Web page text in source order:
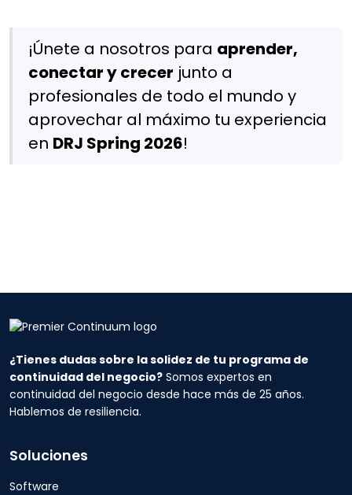
¡Únete a nosotros para aprender,
conectar y crecer junto a
profesionales de todo el mundo y
aprovechar al máximo tu experiencia
en DRJ Spring 2026!
¿Tienes dudas sobre la solidez de tu programa de
continuidad del negocio? Somos expertos en
continuidad del negocio desde hace más de 25 años.
Hablemos de resiliencia.
Soluciones
Software